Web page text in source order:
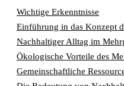
Wichtige Erkenntnisse
Einführung in das Konzept
Nachhaltiger Alltag im
Ökologische Vorteile des
Gemeinschaftliche